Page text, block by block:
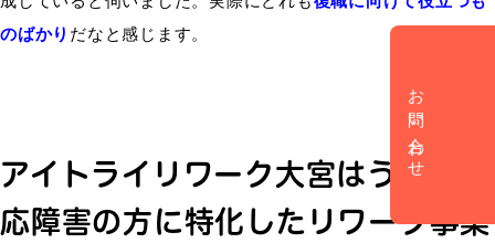
のばかり だなと感じます。
アイトライリワーク大宮はうつや適
応障害の方に特化したリワーク事業
お問い合わせ